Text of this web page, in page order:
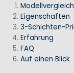
Modellvergleich
Eigenschaften
3-Schichten-
Erfahrung
FAQ
Auf einen Blick